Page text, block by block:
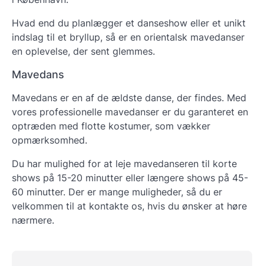
Hvad end du planlægger et danseshow eller et unikt
indslag til et bryllup, så er en orientalsk mavedanser
en oplevelse, der sent glemmes.
Mavedans
Mavedans er en af de ældste danse, der findes. Med
vores professionelle mavedanser er du garanteret en
optræden med flotte kostumer, som vækker
opmærksomhed.
Du har mulighed for at leje mavedanseren til korte
shows på 15-20 minutter eller længere shows på 45-
60 minutter. Der er mange muligheder, så du er
velkommen til at kontakte os, hvis du ønsker at høre
nærmere.